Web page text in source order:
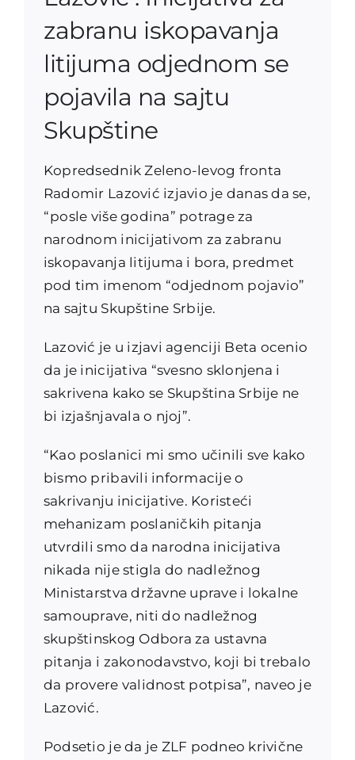
zabranu iskopavanja
litijuma odjednom se
pojavila na sajtu
Skupštine
Kopredsednik Zeleno-levog fronta
Radomir Lazović izjavio je danas da se,
“posle više godina” potrage za
narodnom inicijativom za zabranu
iskopavanja litijuma i bora, predmet
pod tim imenom “odjednom pojavio”
na sajtu Skupštine Srbije.
Lazović je u izjavi agenciji Beta ocenio
da je inicijativa “svesno sklonjena i
sakrivena kako se Skupština Srbije ne
bi izjašnjavala o njoj”.
“Kao poslanici mi smo učinili sve kako
bismo pribavili informacije o
sakrivanju inicijative. Koristeći
mehanizam poslaničkih pitanja
utvrdili smo da narodna inicijativa
nikada nije stigla do nadležnog
Ministarstva državne uprave i lokalne
samouprave, niti do nadležnog
skupštinskog Odbora za ustavna
pitanja i zakonodavstvo, koji bi trebalo
da provere validnost potpisa”, naveo je
Lazović.
Podsetio je da je ZLF podneo krivične